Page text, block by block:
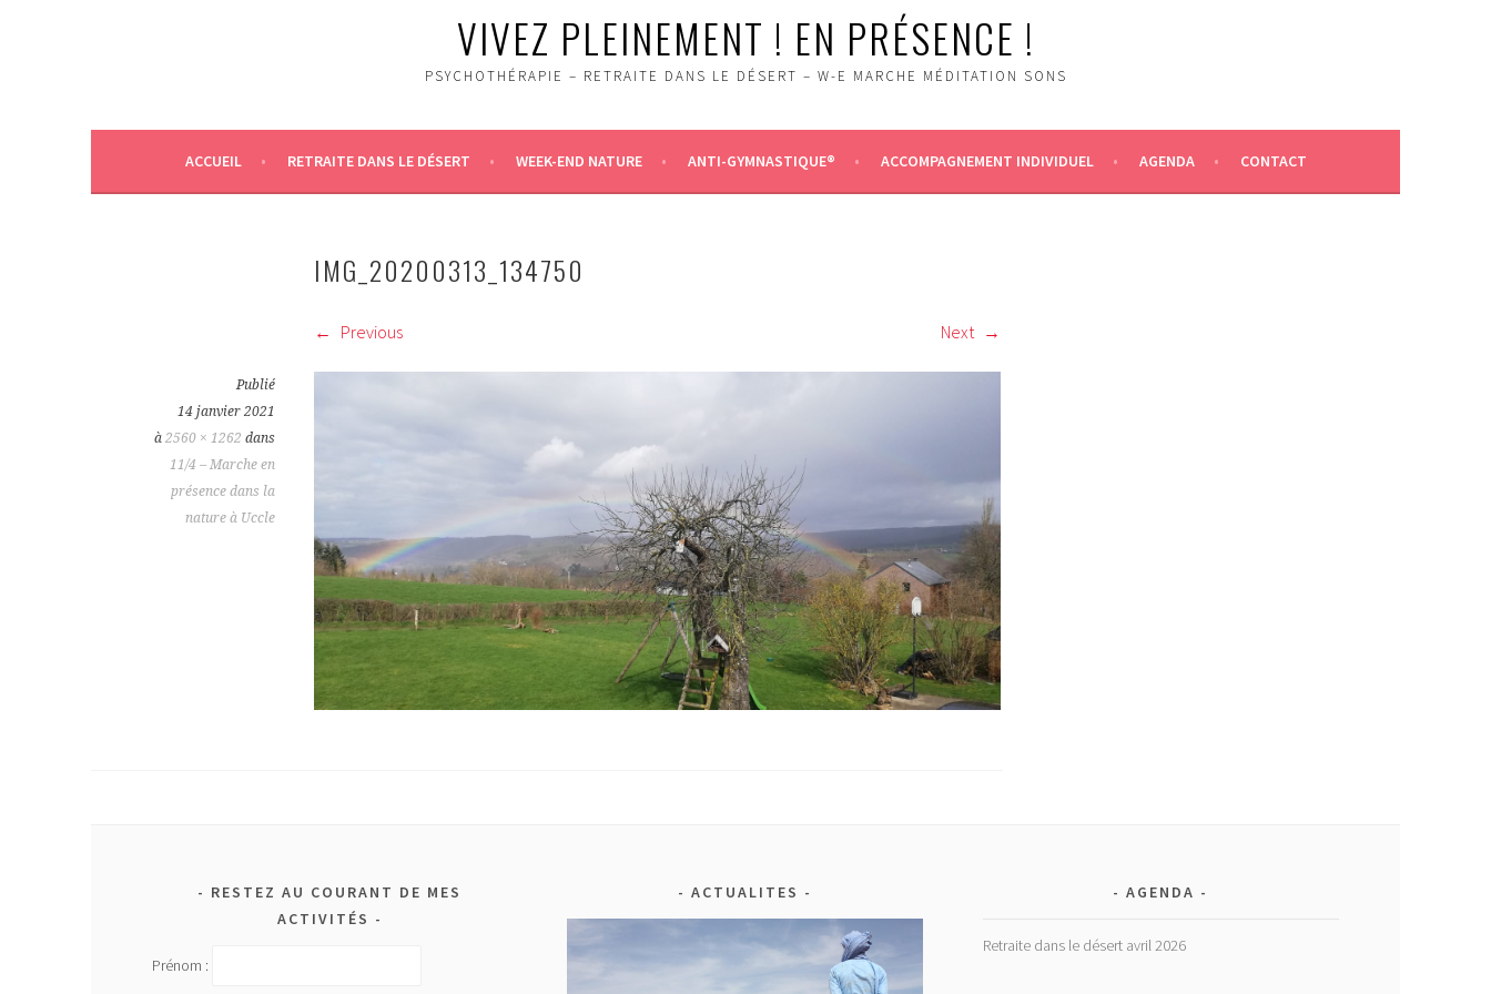
VIVEZ PLEINEMENT ! EN PRÉSENCE !
PSYCHOTHÉRAPIE – RETRAITE DANS LE DÉSERT – W-E MARCHE MÉDITATION SONS
ACCUEIL RETRAITE DANS LE DÉSERT WEEK-END NATURE ANTI-GYMNASTIQUE® ACCOMPAGNEMENT INDIVIDUEL AGENDA CONTACT
IMG_20200313_134750
Previous Next
Publié
14 janvier 2021
à 2560 × 1262 dans
11/4 – Marche en
présence dans la
nature à Uccle
RESTEZ AU COURANT DE MES
ACTIVITÉS
Prénom :
ACTUALITES AGENDA
Retraite dans le désert avril 2026